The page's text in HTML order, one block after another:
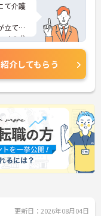
て介護
立てや
メの求
で、
さらに
くださ
紹介してもらう
更新日：2026年08月04日